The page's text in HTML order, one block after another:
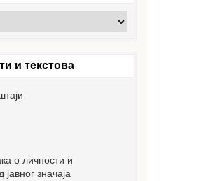
и текстова
о личности и
значаја